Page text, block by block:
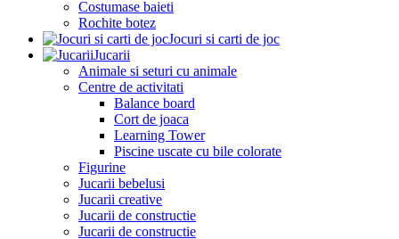
Costumase baieti
Rochite botez
Jocuri si carti de joc
Jucarii
Animale si seturi cu animale
Centre de activitati
Balance board
Cort de joaca
Learning Tower
Piscine uscate cu bile colorate
Figurine
Jucarii bebelusi
Jucarii creative
Jucarii de constructie
Jucarii de constructie